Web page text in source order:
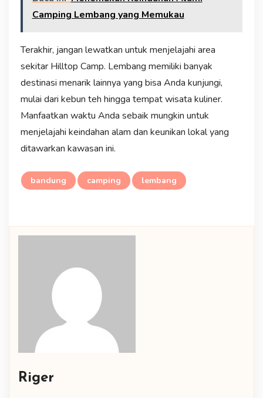
Camping Lembang yang Memukau
Terakhir, jangan lewatkan untuk menjelajahi area
sekitar Hilltop Camp. Lembang memiliki banyak
destinasi menarik lainnya yang bisa Anda kunjungi,
mulai dari kebun teh hingga tempat wisata kuliner.
Manfaatkan waktu Anda sebaik mungkin untuk
menjelajahi keindahan alam dan keunikan lokal yang
ditawarkan kawasan ini.
bandung camping lembang
Riger